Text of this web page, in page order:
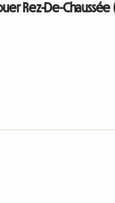
Rez-De-Chaussée